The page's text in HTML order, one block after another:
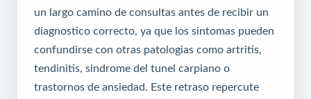
un largo camino de consultas antes de recibir un
diagnostico correcto, ya que los sintomas pueden
confundirse con otras patologias como artritis,
tendinitis, sindrome del tunel carpiano o
trastornos de ansiedad. Este retraso repercute